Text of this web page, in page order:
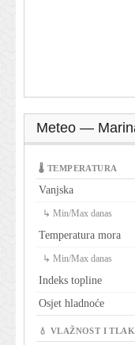
Meteo —
🌡 TEMPERATURA
Vanjska
↳ Min/Max danas
Temperatura mora
↳ Min/Max danas
Indeks topline
Osjet hladnoće
💧 VLAŽNOST I TLAK